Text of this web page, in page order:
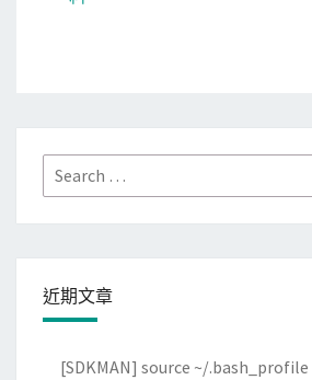
Search
for:
近期文章
[SDKMAN] source ~/